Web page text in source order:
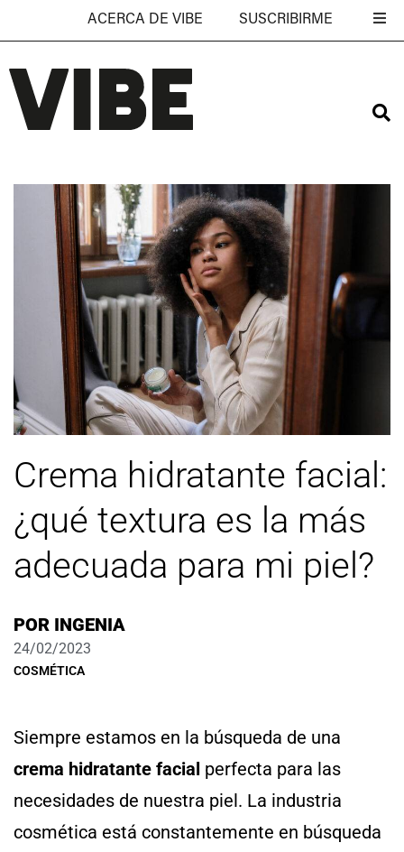
ACERCA DE VIBE SUSCRIBIRME
Crema hidratante facial:
¿qué textura es la más
adecuada para mi piel?
POR INGENIA
24/02/2023
COSMÉTICA
Siempre estamos en la búsqueda de una
crema hidratante facial perfecta para las
necesidades de nuestra piel. La industria
cosmética está constantemente en búsqueda